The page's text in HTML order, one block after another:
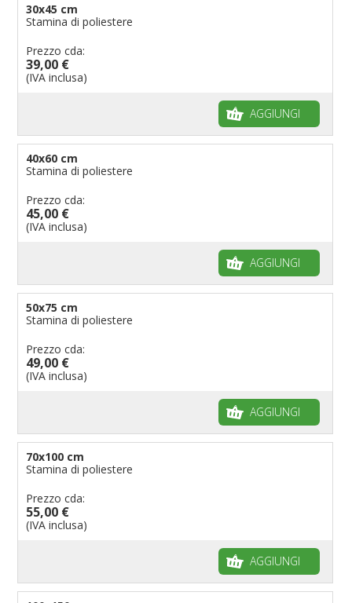
30x45 cm
Stamina di poliestere
Prezzo cda:
39,00 €
(IVA inclusa)
AGGIUNGI
40x60 cm
Stamina di poliestere
Prezzo cda:
45,00 €
(IVA inclusa)
AGGIUNGI
50x75 cm
Stamina di poliestere
Prezzo cda:
49,00 €
(IVA inclusa)
AGGIUNGI
70x100 cm
Stamina di poliestere
Prezzo cda:
55,00 €
(IVA inclusa)
AGGIUNGI